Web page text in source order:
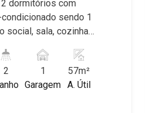
dormitórios com
sendo 1
social, sala, cozinha
localização, próximo ao
2
1
Garagem
57m²
A. Útil